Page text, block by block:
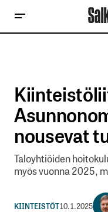
nousevat
Taloyhtiöiden
myös vuonna 2025,
KIINTEISTÖT10.1.2025